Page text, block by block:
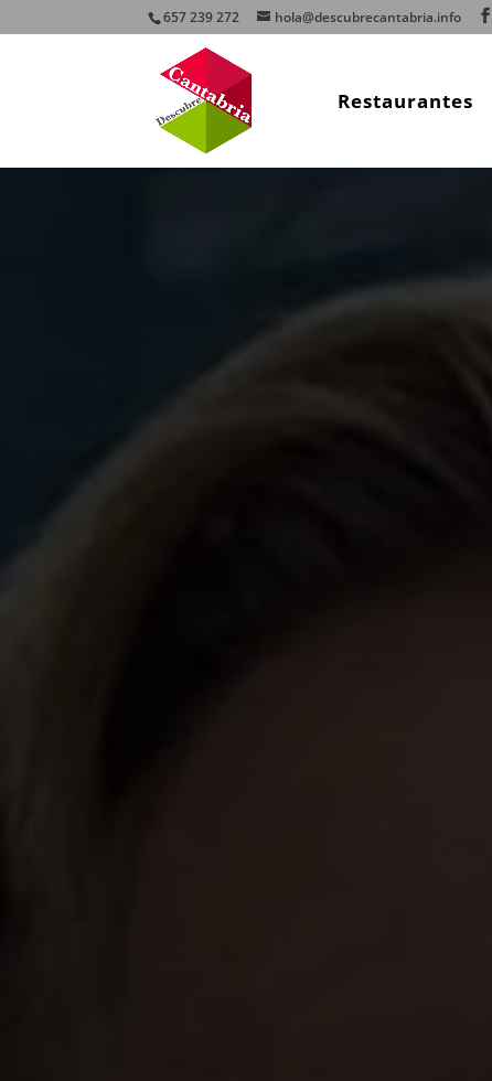
657 239 272 hola@descubrecantabria.info
Restaurantes